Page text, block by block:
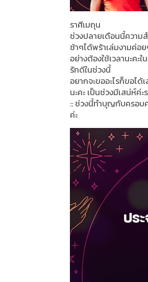
ราศีเมถุน
ช่วงปลายเดือนนี้ความ
ช้าๆได้พร้าเล่มงามค่อ
อย่างต้องใช้เวลานะคะ
รักดีในช่วงนี้
อยากจะขออะไรก็ขอไ
นะคะ เป็นช่วงมีเสน่ห์ค่
:: ช่วงนี้ทำบุญกับครอบ
ค่ะ